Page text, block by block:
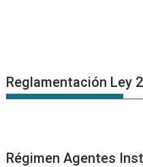
Reglamentación Ley
Régimen Agentes